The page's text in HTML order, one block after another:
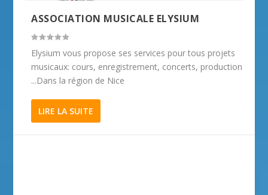
ASSOCIATION MUSICALE ELYSIUM
Elysium vous propose ses services pour tous projets
musicaux: cours, enregistrement, concerts, production
...Dans la région de Nice
LIRE LA SUITE